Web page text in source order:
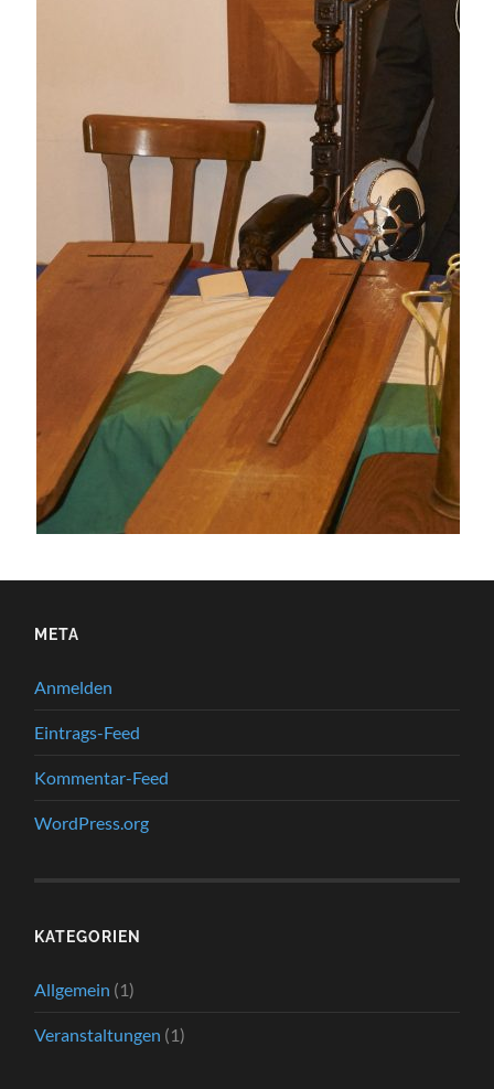
META
Anmelden
Eintrags-Feed
Kommentar-Feed
WordPress.org
KATEGORIEN
Allgemein (1)
Veranstaltungen (1)